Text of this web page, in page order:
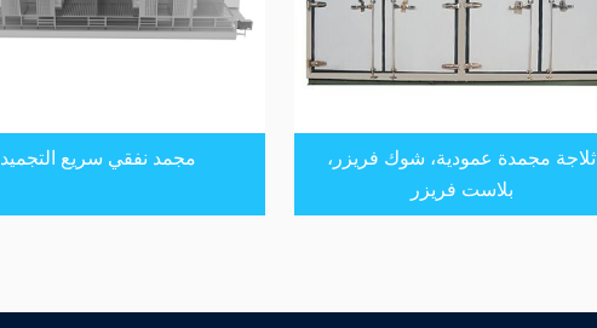
ثلاجة مجمدة عمودية، شوك فريزر،
بلاست فريزر
مجمد نفقي سريع التجميد